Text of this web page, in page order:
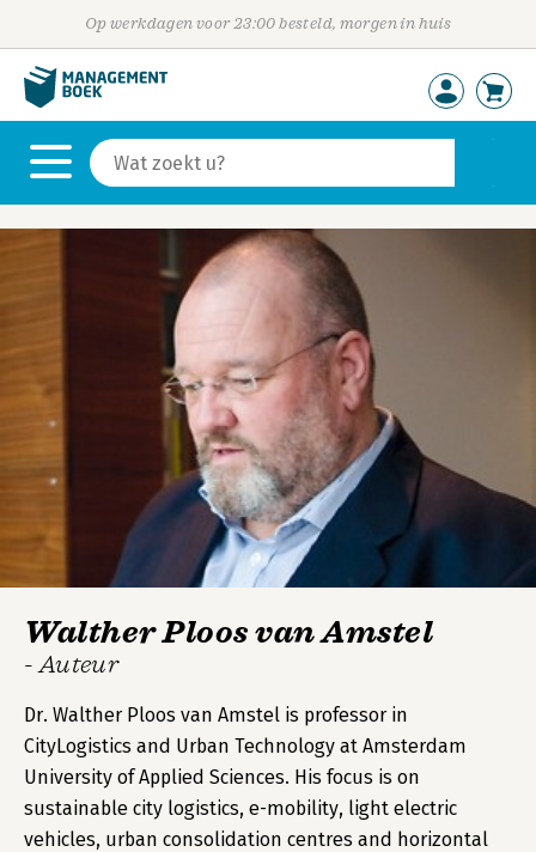
Op werkdagen voor 23:00 besteld, morgen in huis
Walther Ploos van Amstel
- Auteur
Dr. Walther Ploos van Amstel is professor in
CityLogistics and Urban Technology at Amsterdam
University of Applied Sciences. His focus is on
sustainable city logistics, e-mobility, light electric
vehicles, urban consolidation centres and horizontal